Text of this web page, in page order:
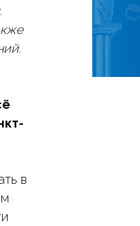
в